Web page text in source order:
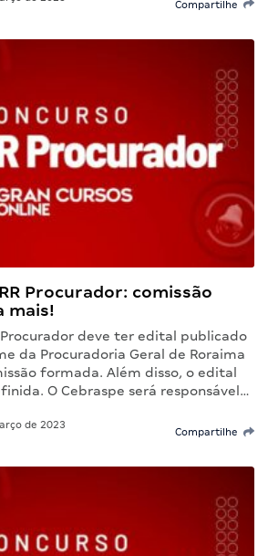
Compartilhe
Procurador: comissão
mais!
Procurador deve ter edital publicado
da Procuradoria Geral de Roraima
formada. Além disso, o edital
O Cebraspe será responsável…
de 2023
Compartilhe